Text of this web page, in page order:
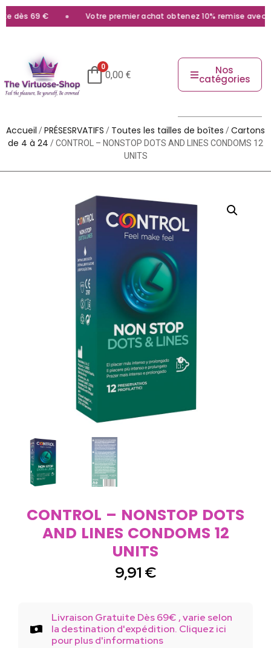
dès 69 € Votre premier achat obtenez 10% remise avec le
0
0,00 € Nos
catégories
Accueil /PRÉSESRVATIFS / Toutes les tailles de boîtes /Cartons
de 4 à 24 / CONTROL – NONSTOP DOTS AND LINES CONDOMS 12
UNITS
CONTROL – NONSTOP DOTS
AND LINES CONDOMS 12
UNITS
9,91 €
Livraison Gratuite Dès 69€ , varie selon
la destination d'expédition. Cliquez ici
pour plus d'informations